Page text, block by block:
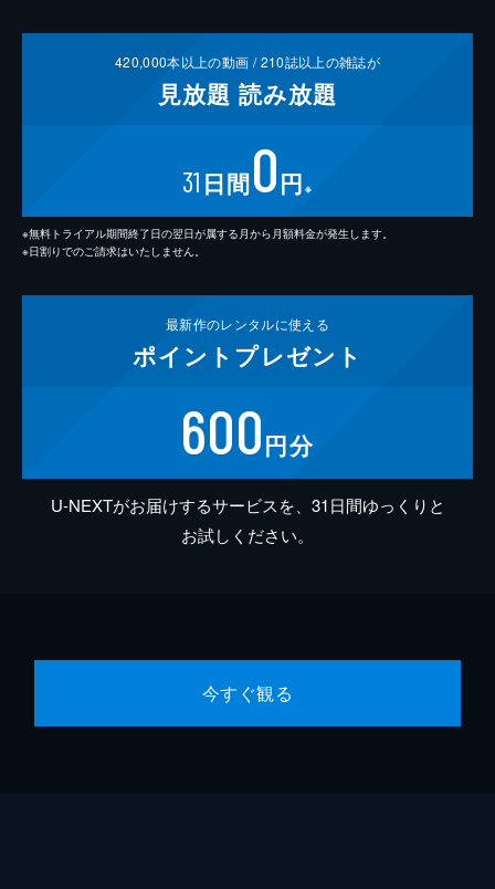
420,000本以上の動画 /210誌以上の雑誌が
見放題 読み放題
31 日間0円 ※
※無料トライアル期間終了日の翌日が属する月から月額料金が発生します。
※日割りでのご請求はいたしません。
最新作のレンタルに使える
ポイント プレゼント
600円分
U-NEXTがお届けするサービスを、31日間ゆっくりと
お試しください。
今すぐ観る